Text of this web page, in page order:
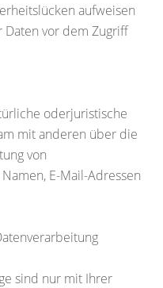
aufweisen
Daten vor dem Zugriff
oderjuristische
mit anderen über die
von
E-Mail-Adressen
sind nur mit Ihrer